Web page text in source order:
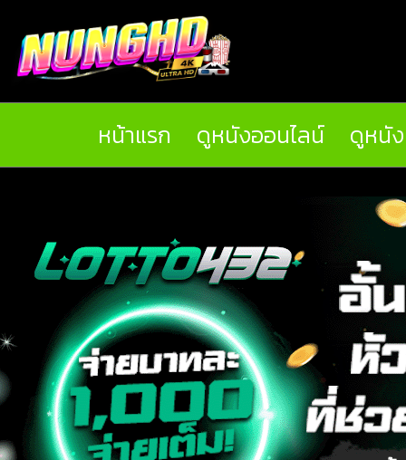
หน้าแรก ดูหนังออนไลน์ ดูหนั